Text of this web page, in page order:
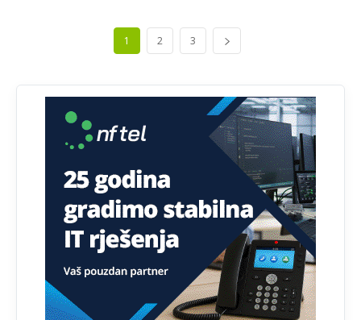
1 2 3
nepismeno, što čini 38,7% ukupnog stanovništva starijeg
Prema podacima o informaciono-komunikacionim
tehnologijama, čak 33,4% domaćinstava u BiH uopšte
nema pristup računaru bilo koje vrste (desktop, laptop ili
Анонимно2818605 11:34
Najveći dio populacije starije od 65 godina uopšte ne
koristi internet, niti ima pristup računarima
Анонимно2818605 11:45
Uvođenje pravila da se umjesto dosadašnjeg znaka "X"
(krstića) kružić ispred kandidata mora u potpunosti
obojiti (popuniti) uvedeno je isključivo zbog tehničkih
zahtjeva optičkih skenera.